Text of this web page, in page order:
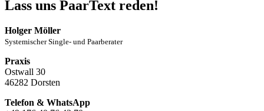
Lass uns PaarText reden!
Holger Möller
Systemischer Single- und Paarberater
Praxis
Ostwall 30
46282 Dorsten
Telefon & WhatsApp